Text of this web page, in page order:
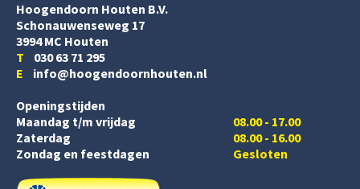
Hoogendoorn Houten B.V.
Schonauwenseweg 17
3994 MC Houten
T 030 63 71 295
E info@hoogendoornhouten.nl
Openingstijden
Maandag t/m vrijdag
Zaterdag
08.00 - 17.00
08.00 - 16.00
Zondag en feestdagen
Gesloten